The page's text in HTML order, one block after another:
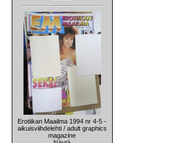
Erotiikan Maailma 1994 nr 4-5 -
aikuisviihdelehti / adult graphics
magazine